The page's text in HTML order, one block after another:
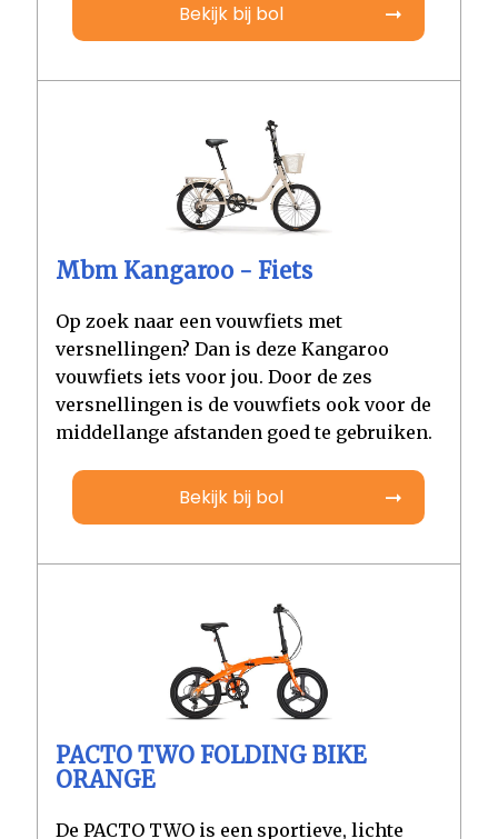
Bekijk bij bol
Mbm Kangaroo - Fiets
Op zoek naar een vouwfiets met
versnellingen? Dan is deze Kangaroo
vouwfiets iets voor jou. Door de zes
versnellingen is de vouwfiets ook voor de
middellange afstanden goed te gebruiken.
Bekijk bij bol
PACTO TWO FOLDING BIKE
ORANGE
De PACTO TWO is een sportieve, lichte